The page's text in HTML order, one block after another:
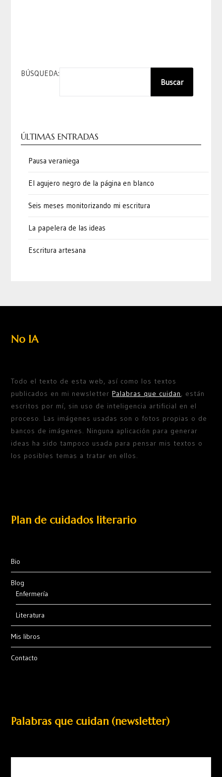
BÚSQUEDA:
Buscar
ÚLTIMAS ENTRADAS
Pausa veraniega
El agujero negro de la página en blanco
Seis meses monitorizando mi escritura
La papelera de las ideas
Escritura artesana
No IA
Todo el texto de esta web, así como los textos
publicados en mi newsletterPalabras que cuidan, están
escritos por mí, sin uso de inteligencia artificial en el
proceso. Las imágenes usadas son o fotos propias o de
bancos de imágenes. Ninguna aplicación para generar
ideas ha sido tampoco usada para pensar mis textos o
los posibles temas a tratar en ellos.
Plan de cuidados literario
Bio
Blog
Enfermería
Literatura
Mis libros
Contacto
Palabras que cuidan (newsletter)